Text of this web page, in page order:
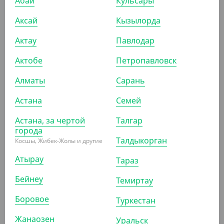
3 308
Пакет с кручеными ручками, белый, 220*120*250 мм
УП (50)
АРТ. 3700107
-20%
(44.96₸/ШТ)
Аксай
Актау
Актобе
Алматы
Астана
Астана, за чертой
города
Косшы, Жибек-Жолы и другие
Атырау
Бейнеу
Боровое
Жанаозен
Кызылорда
Павлодар
Петропавловск
Сарань
Семей
Талгар
Талдыкорган
Тараз
Темиртау
Туркестан
Уральск